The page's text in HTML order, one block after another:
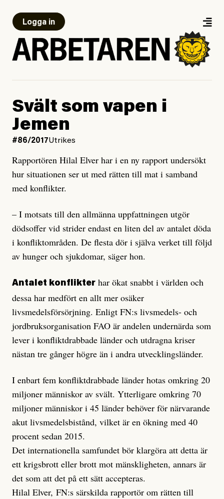
Logga in
Svält som vapen i
Jemen
#86/2017Utrikes
Rapportören Hilal Elver har i en ny rapport undersökt
hur situationen ser ut med rätten till mat i samband
med konflikter.
– I motsats till den allmänna uppfattningen utgör
dödsoffer vid strider endast en liten del av antalet döda
i konfliktområden. De flesta dör i själva verket till följd
av hunger och sjukdomar, säger hon.
Antalet konflikter har ökat snabbt i världen och
dessa har medfört en allt mer osäker
livsmedelsförsörjning. Enligt FN:s livsmedels- och
jordbruksorganisation FAO är andelen undernärda som
lever i konfliktdrabbade länder och utdragna kriser
nästan tre gånger högre än i andra utvecklingsländer.
I enbart fem konfliktdrabbade länder hotas omkring 20
miljoner människor av svält. Ytterligare omkring 70
miljoner människor i 45 länder behöver för närvarande
akut livsmedelsbistånd, vilket är en ökning med 40
procent sedan 2015.
Det internationella samfundet bör klargöra att detta är
ett krigsbrott eller brott mot mänskligheten, annars är
det som att det på ett sätt accepteras.
Hilal Elver, FN:s särskilda rapportör om rätten till